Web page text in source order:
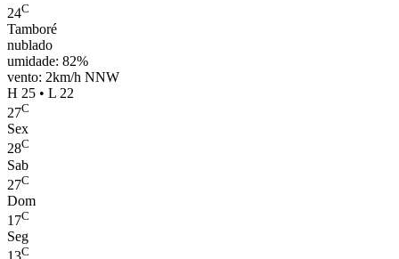
24C
Tamboré
nublado
umidade: 82%
vento: 2km/h NNW
H 25 • L 22
27C
Sex
28C
Sab
27C
Dom
17C
Seg
C